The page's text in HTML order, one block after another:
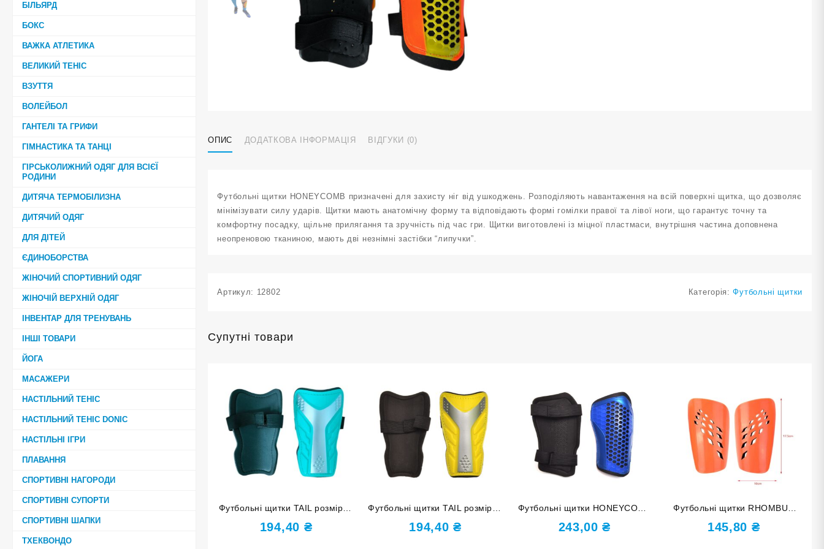
БІЛЬЯРД
БОКС
ВАЖКА АТЛЕТИКА
ВЕЛИКИЙ ТЕНІС
ВЗУТТЯ
ВОЛЕЙБОЛ
ГАНТЕЛІ ТА ГРИФИ
ГІМНАСТИКА ТА ТАНЦІ
ГІРСЬКОЛИЖНИЙ ОДЯГ ДЛЯ ВСІЄЇ
РОДИНИ
ДИТЯЧА ТЕРМОБІЛИЗНА
ДИТЯЧИЙ ОДЯГ
ДЛЯ ДІТЕЙ
ЄДИНОБОРСТВА
ЖІНОЧИЙ СПОРТИВНИЙ ОДЯГ
ЖІНОЧІЙ ВЕРХНІЙ ОДЯГ
ІНВЕНТАР ДЛЯ ТРЕНУВАНЬ
ІНШІ ТОВАРИ
ЙОГА
МАСАЖЕРИ
НАСТІЛЬНИЙ ТЕНІС
НАСТІЛЬНИЙ ТЕНІС DONIC
НАСТІЛЬНІ ІГРИ
ПЛАВАННЯ
СПОРТИВНІ НАГОРОДИ
СПОРТИВНІ СУПОРТИ
СПОРТИВНІ ШАПКИ
ТХЕКВОНДО
ОПИС ДОДАТКОВА ІНФОРМАЦІЯ ВІДГУКИ (0)
Футбольні щитки HONEYCOMB призначені для захисту ніг від ушкоджень. Розподіляють навантаження на всій поверхні щитка, що дозволяє
мінімізувати силу ударів. Щитки мають анатомічну форму та відповідають формі гомілки правої та лівої ноги, що гарантує точну та
комфортну посадку, щільне прилягання та зручність під час гри. Щитки виготовлені із міцної пластмаси, внутрішня частина доповнена
неопреновою тканиною, мають дві незнімні застібки “липучки”.
Артикул: 12802 Категорія:Футбольні щитки
Супутні товари
Футбольні щитки TAIL розмір М
F602-М green зелені
194,40 ₴
Футбольні щитки TAIL розмір M
F602-M yellow жовті
194,40₴
Футбольні щитки HONEYCOMB
розмір S F675-S blue сині
243,00₴
Футбольні щитки RHOMBUS
розмір M F654-M orange
оранжеві
145,80 ₴